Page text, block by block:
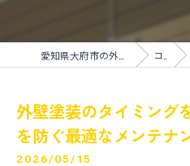
コラム
外壁塗装のタイミング
を防ぐ最適なメンテナ
2026/05/15